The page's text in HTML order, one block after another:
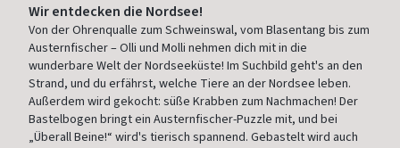
Wir entdecken die Nordsee!
Von der Ohrenqualle zum Schweinswal, vom Blasentang bis zum
Austernfischer – Olli und Molli nehmen dich mit in die
wunderbare Welt der Nordseeküste! Im Suchbild geht's an den
Strand, und du erfährst, welche Tiere an der Nordsee leben.
Außerdem wird gekocht: süße Krabben zum Nachmachen! Der
Bastelbogen bringt ein Austernfischer-Puzzle mit, und bei
„Überall Beine!“ wird's tierisch spannend. Gebastelt wird auch